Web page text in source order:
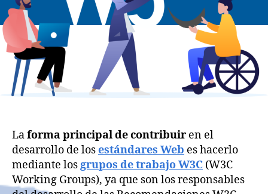
Laforma principal de contribuir en el
desarrollo de losestándares Web es hacerlo
mediante losgrupos de trabajo W3C (W3C
Working Groups), ya que son los responsables